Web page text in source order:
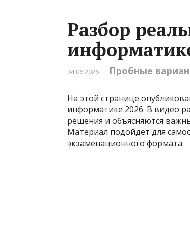
Разбор
04.06.2026 Пробные
На этой странице
информатике 2026. В видео
решения и объясняются
Материал подойдёт для
экзаменационного формата.